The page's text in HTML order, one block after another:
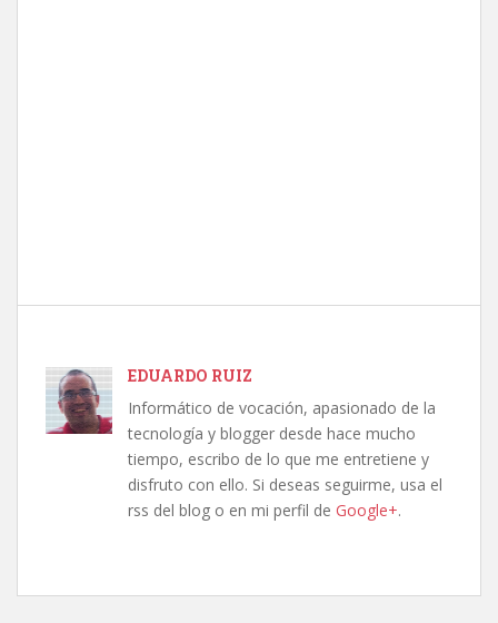
EDUARDO RUIZ
Informático de vocación, apasionado de la
tecnología y blogger desde hace mucho
tiempo, escribo de lo que me entretiene y
disfruto con ello. Si deseas seguirme, usa el
rss del blog o en mi perfil de Google+.